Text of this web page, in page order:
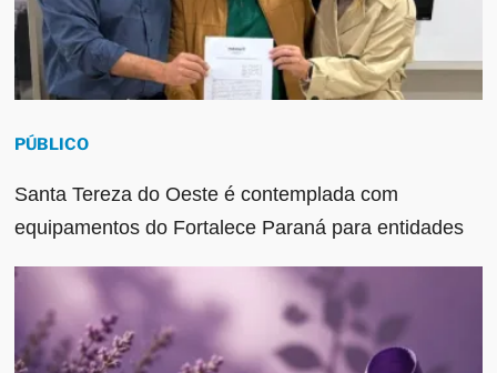
PÚBLICO
Santa Tereza do Oeste é contemplada com
equipamentos do Fortalece Paraná para entidades